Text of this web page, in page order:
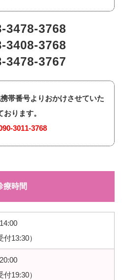
3478-3768
3408-3768
3478-3767
帯番号よりおかけさせていた
おります。
3011-3768
療時間
付13:30）
付19:30）